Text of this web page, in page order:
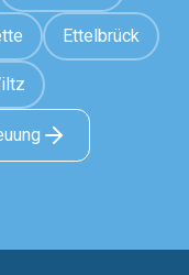
Ettelbrück